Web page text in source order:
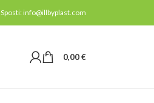
Sposti: info@illbyplast.com
0,00€